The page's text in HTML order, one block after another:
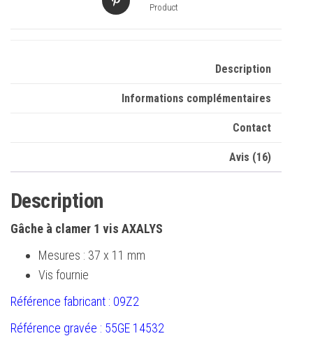
Product
Description
Informations complémentaires
Contact
Avis (16)
Description
Gâche à clamer 1 vis AXALYS
Mesures : 37 x 11 mm
Vis fournie
Référence fabricant : 09Z2
Référence gravée : 55GE 14532